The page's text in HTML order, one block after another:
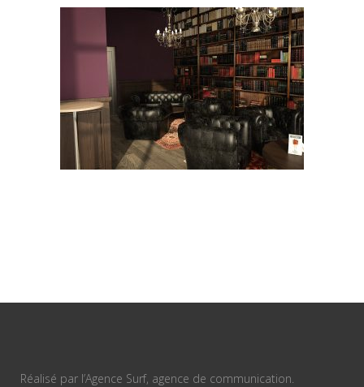
Réalisé par l’Agence Surf, agence de communication.